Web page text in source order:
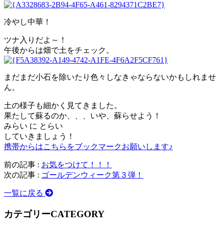
冷やし中華！
ツナ入りだよ～！
午後からは畑で土をチェック。
まだまだ小石を除いたり色々しなきゃならないかもしれませ
ん。
土の様子も細かく見てきました。
果たして蘇るのか、、、いや、蘇らせよう！
みらい に とらい
していきましょう！
携帯からはこちらをブックマークお願いします♪
前の記事 : お気をつけて！！！
次の記事 : ゴールデンウィーク第３弾！
一覧に戻る
カテゴリーCATEGORY